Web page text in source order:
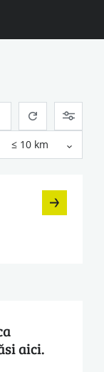
aici.